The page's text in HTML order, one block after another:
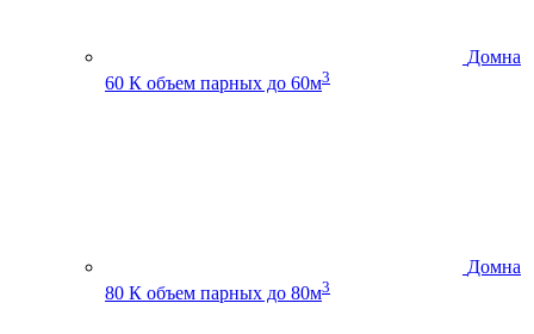
Домна
60 К объем парных до 60м3
Домна
80 К объем парных до 80м3